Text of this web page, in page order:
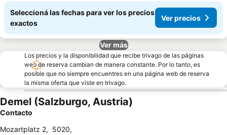
Seleccioná las fechas para ver los precios
exactos
Ver precios
Ver más
Los precios y la disponibilidad que recibe trivago de las páginas
web de reserva cambian de manera constante. Por lo tanto, es
posible que no siempre encuentres en una página web de reserva
la misma oferta que viste en trivago.
Demel (Salzburgo, Austria)
Contacto
Mozartplatz 2, 5020,